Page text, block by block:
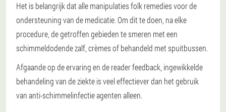
Het is belangrijk dat alle manipulaties folk remedies voor de
ondersteuning van de medicatie. Om dit te doen, na elke
procedure, de getroffen gebieden te smeren met een
schimmeldodende zalf, crèmes of behandeld met spuitbussen.
Afgaande op de ervaring en de reader feedback, ingewikkelde
behandeling van de ziekte is veel effectiever dan het gebruik
van anti-schimmelinfectie agenten alleen.